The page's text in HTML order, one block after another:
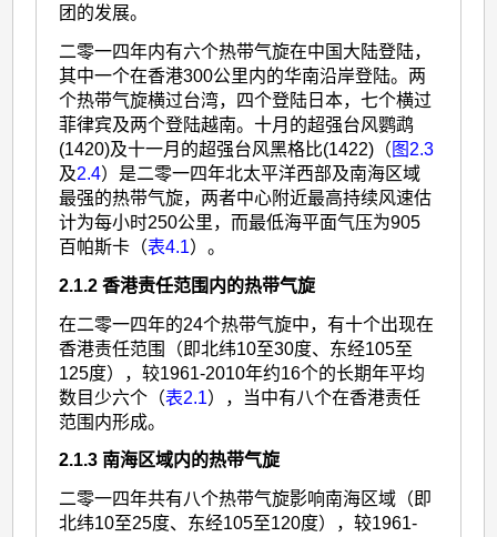
团的发展。
二零一四年内有六个热带气旋在中国大陆登陆，
其中一个在香港300公里内的华南沿岸登陆。两
个热带气旋横过台湾，四个登陆日本，七个横过
菲律宾及两个登陆越南。十月的超强台风鹦鹉
(1420)及十一月的超强台风黑格比(1422)（ 图2.3
及2.4）是二零一四年北太平洋西部及南海区域
最强的热带气旋，两者中心附近最高持续风速估
计为每小时250公里，而最低海平面气压为905
百帕斯卡（表4.1）。
2.1.2 香港责任范围内的热带气旋
在二零一四年的24个热带气旋中，有十个出现在
香港责任范围（即北纬10至30度、东经105至
125度），较1961-2010年约16个的长期年平均
数目少六个（表2.1），当中有八个在香港责任
范围内形成。
2.1.3 南海区域内的热带气旋
二零一四年共有八个热带气旋影响南海区域（即
北纬10至25度、东经105至120度），较1961-